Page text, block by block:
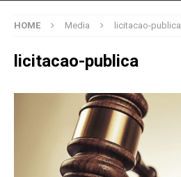
HOME Media licitacao-publica
licitacao-publica